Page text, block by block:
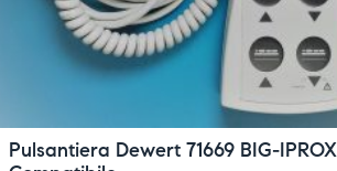
Pulsantiera Dewert 71669 BIG-